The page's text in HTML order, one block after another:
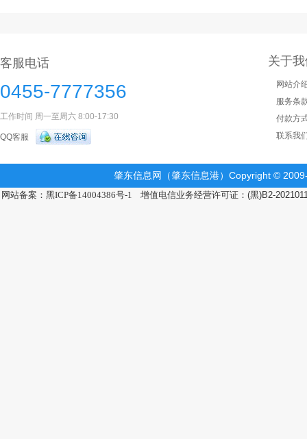
客服电话
0455-7777356
工作时间 周一至周六 8:00-17:30
QQ客服
关于
网站介
服务条
付款方
联系我
肇东信息网（肇东信息港）Copyright ©
网站备案：黑ICP备14004386号-1 增值电信业务经营许可证：(黑)B2-